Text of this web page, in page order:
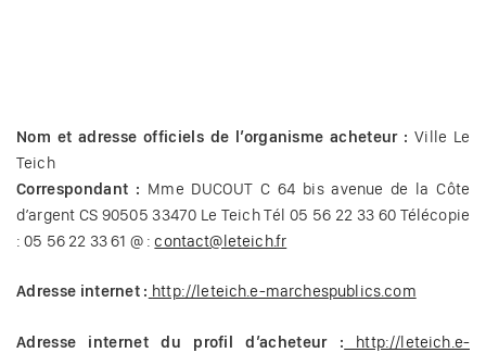
Nom et adresse officiels de l’organisme acheteur : Ville Le
Teich
Correspondant : Mme DUCOUT C 64 bis avenue de la Côte
d’argent CS 90505 33470 Le Teich Tél 05 56 22 33 60 Télécopie
: 05 56 22 33 61 @ :contact@leteich.fr
Adresse internet : http://leteich.e-marchespublics.com
Adresse internet du profil d’acheteur : http://leteich.e-